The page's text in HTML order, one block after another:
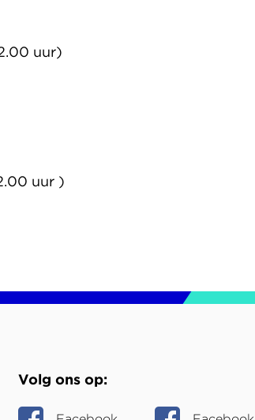
uur)
uur )
Volg ons op